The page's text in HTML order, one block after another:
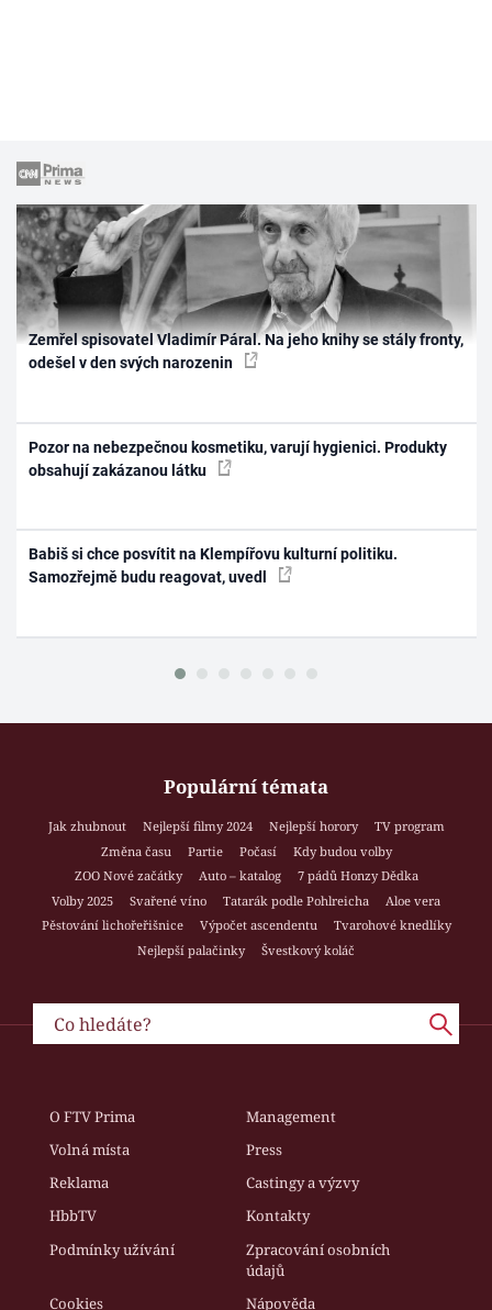
Zemřel spisovatel Vladimír Páral. Na jeho knihy se stály fronty,
odešel v den svých narozenin
Pozor na nebezpečnou kosmetiku, varují hygienici. Produkty
obsahují zakázanou látku
Babiš si chce posvítit na Klempířovu kulturní politiku.
Samozřejmě budu reagovat, uvedl
Populární témata
Jak zhubnout Nejlepší filmy 2024 Nejlepší horory
TV program
Změna času
Partie Počasí
Kdy budou volby
ZOO Nové začátky
Auto – katalog
7 pádů Honzy Dědka
Volby 2025
Svařené víno Tatarák podle Pohlreicha
Aloe vera
Pěstování lichořeřišnice
Výpočet ascendentu
Tvarohové knedlíky
Nejlepší palačinky
Švestkový koláč
O FTV Prima
Management
Volná místa
Press
Reklama
Castingy a výzvy
HbbTV
Kontakty
Podmínky užívání
Zpracování osobních
údajů
Cookies
Nápověda